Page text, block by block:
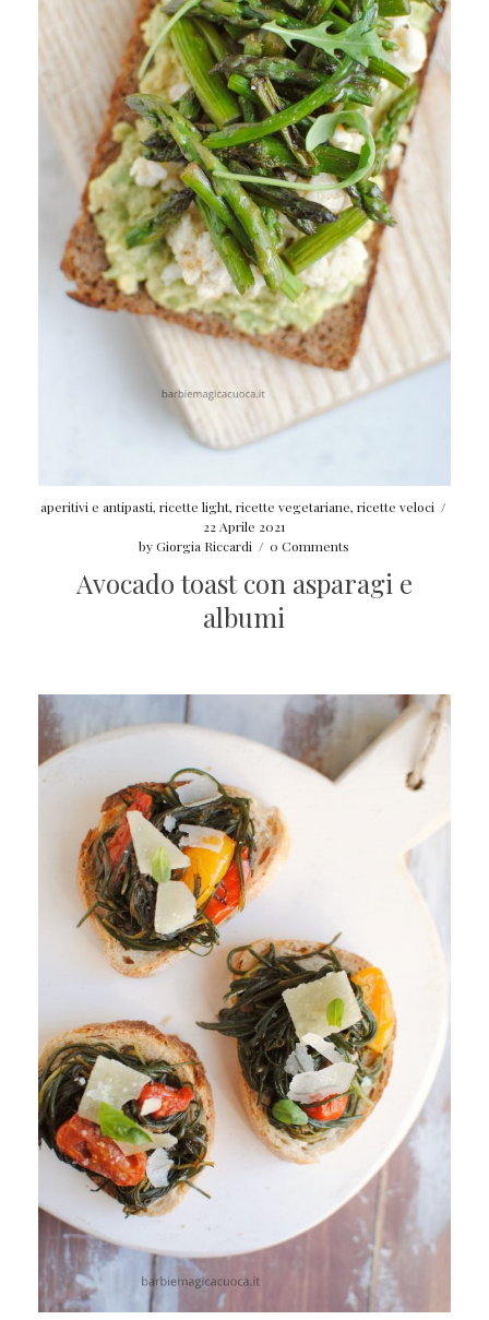
aperitivi e antipasti, ricette light, ricette vegetariane, ricette veloci /
22 Aprile 2021
byGiorgia Riccardi / 0 Comments
Avocado toast con asparagi e
albumi